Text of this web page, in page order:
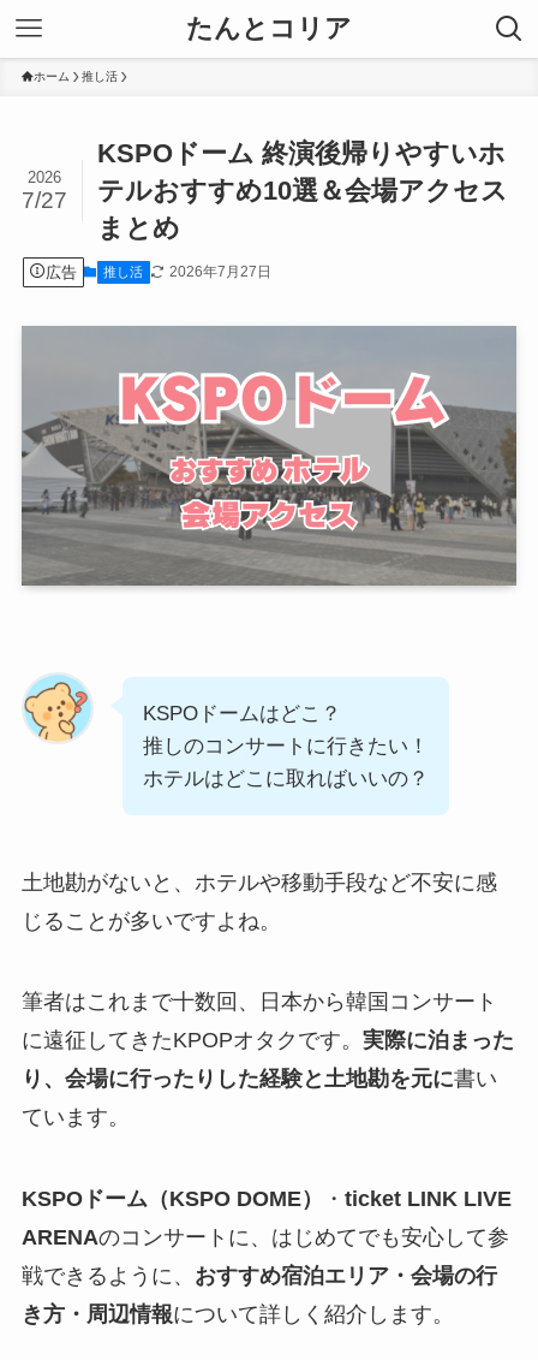
たんとコリア
ホーム 推し活
KSPOドーム 終演後帰りやすいホ
テルおすすめ10選＆会場アクセス
まとめ
2026
7/27
広告 推し活 2026年7月27日
KSPOドームはどこ？
推しのコンサートに行きたい！
ホテルはどこに取ればいいの？
土地勘がないと、ホテルや移動手段など不安に感
じることが多いですよね。
筆者はこれまで十数回、日本から韓国コンサート
に遠征してきたKPOPオタクです。 実際に泊まった
り、会場に行ったりした経験と土地勘を元に書い
ています。
KSPOドーム（KSPO DOME） ・ ticket LINK LIVE
ARENAのコンサートに、はじめてでも安心して参
戦できるように、 おすすめ宿泊エリア・会場の行
き方・周辺情報について詳しく紹介します。